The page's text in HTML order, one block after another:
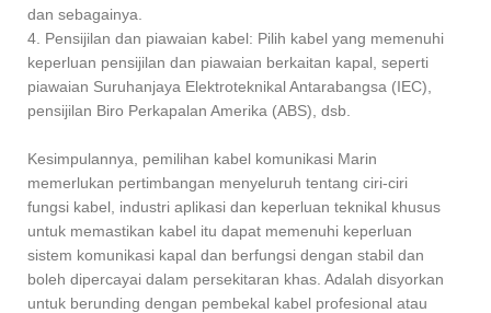
dan sebagainya.
4. Pensijilan dan piawaian kabel: Pilih kabel yang memenuhi
keperluan pensijilan dan piawaian berkaitan kapal, seperti
piawaian Suruhanjaya Elektroteknikal Antarabangsa (IEC),
pensijilan Biro Perkapalan Amerika (ABS), dsb.
Kesimpulannya, pemilihan kabel komunikasi Marin
memerlukan pertimbangan menyeluruh tentang ciri-ciri
fungsi kabel, industri aplikasi dan keperluan teknikal khusus
untuk memastikan kabel itu dapat memenuhi keperluan
sistem komunikasi kapal dan berfungsi dengan stabil dan
boleh dipercayai dalam persekitaran khas. Adalah disyorkan
untuk berunding dengan pembekal kabel profesional atau